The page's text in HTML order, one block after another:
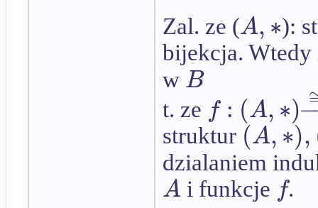
Zal. ze (A,∗):
bijekcja. Wtedy
w B
t. ze f : (A,∗)−
struktur (A,∗),
dzialaniem
A i funkcje f.